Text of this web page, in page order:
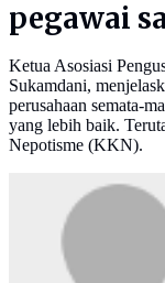
pegawai
Ketua Asosiasi
Sukamdani,
perusahaan semata-
yang lebih baik.
Nepotisme (KKN).